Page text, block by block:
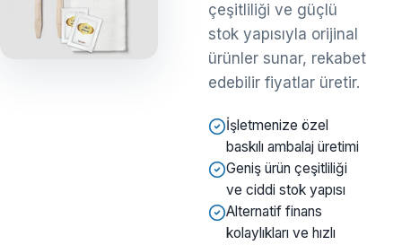
çeşitliliği ve güçlü
stok yapısıyla orijinal
ürünler sunar, rekabet
edebilir fiyatlar üretir.
İşletmenize özel
baskılı ambalaj üretimi
Geniş ürün çeşitliliği
ve ciddi stok yapısı
Alternatif finans
kolaylıkları ve hızlı